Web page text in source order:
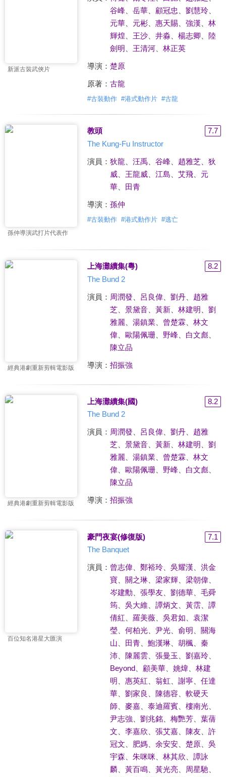
新派古裝武俠片
谷峰、 岳華、 顧冠忠 劉慧玲、
元華、 元彬、 惠天賜、 強漢
林
輝煌
王沙、 井淼 楊志卿
陸
劍明
王清河、 林正英
導演： 楚原
原著： 古龍
#古裝動作 #港式動作片 #古龍
孫仲導演武打片代表作
教頭
7.7
The Kung-Fu Instructor
演員： 狄龍 汪禹 谷峰、 趙雅芝、 狄
威、 王龍威、 江島 艾飛、 元
華、 田青
導演： 孫仲
#古裝動作 #港式動作片 #逃亡
經典港劇重新剪輯電影版
上海灘續集(粵)
8.2
The Bund 2
演員： 周潤發 呂良偉、 劉丹、 趙雅
芝、 景黛音、 黃新、 林建明
劉
雅麗
湯鎮業 曾楚霖
林文
偉、 歐陽佩珊、 野峰、 白文彪、
陳立品
導演： 招振強
經典港劇重新剪輯電影版
上海灘續集(國)
8.2
The Bund 2
演員： 周潤發 呂良偉、 劉丹、 趙雅
芝、 景黛音、 黃新、 林建明
劉
雅麗
湯鎮業 曾楚霖
林文
偉、 歐陽佩珊、 野峰、 白文彪、
陳立品
導演： 招振強
百位知名港星大匯演
豪門夜宴(修復版)
7.1
The Banquet
演員： 曾志偉、 鄭裕玲、 吳耀漢
洪金
寶、 關之琳、 梁家輝、 梁朝偉、
岑建勳
張學友、 劉德華、 毛舜
筠、 吳大維、 譚炳文 黃霑、 譚
倩紅
羅美薇、 吳君如
袁潔
瑩、 何柏光、 尹光、 俞明
關海
山
田青、 鮑漢琳、 胡楓、 秦
沛、 陳麗雲、 張曼玉 劉嘉玲、
Beyond、 顧美華、 姚煒、 林建
明
惠英紅 翁虹、 謝寧、 任達
華、 劉家良 陳德容
軟硬天
師、 麥嘉、 泰迪羅賓、 樓南光、
尹志強
劉兆銘、 梅艷芳、 葉蒨
文
李嘉欣 張艾嘉、 陳友、 許
冠文
肥媽、 余安安、 楚原、 吳
宇森
朱咪咪 林其欣
譚詠
麟、 黃百鳴、 黃光亮、 周星馳